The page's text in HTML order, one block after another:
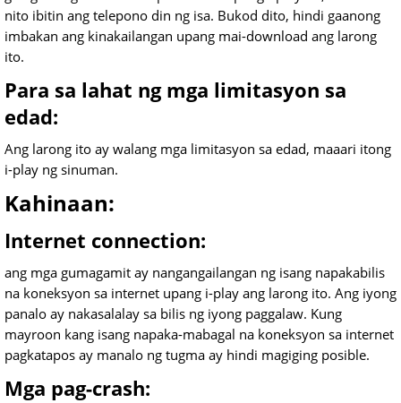
nito ibitin ang telepono din ng isa. Bukod dito, hindi gaanong
imbakan ang kinakailangan upang mai-download ang larong
ito.
Para sa lahat ng mga limitasyon sa
edad:
Ang larong ito ay walang mga limitasyon sa edad, maaari itong
i-play ng sinuman.
Kahinaan:
Internet connection:
ang mga gumagamit ay nangangailangan ng isang napakabilis
na koneksyon sa internet upang i-play ang larong ito. Ang iyong
panalo ay nakasalalay sa bilis ng iyong paggalaw. Kung
mayroon kang isang napaka-mabagal na koneksyon sa internet
pagkatapos ay manalo ng tugma ay hindi magiging posible.
Mga pag-crash: